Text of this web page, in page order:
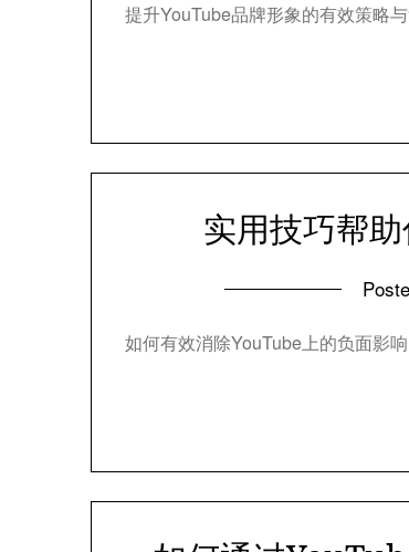
提升YouTube品牌形象的有效策略
实用技巧帮
如何有效消除YouTube上的负面影